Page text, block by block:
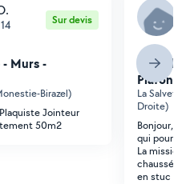
Sur devis
Murs -
Birazel)
Jointeur
50m2
Plafonds
La
Droite)
Bonjour,
qui
La
chaussée
en stuc